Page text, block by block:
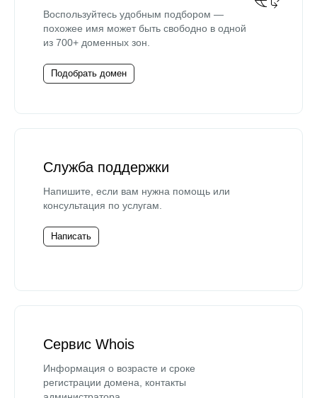
Воспользуйтесь удобным подбором —
похожее имя может быть свободно в одной
из 700+ доменных зон.
Подобрать домен
Служба поддержки
Напишите, если вам нужна помощь или
консультация по услугам.
Написать
Сервис Whois
Информация о возрасте и сроке
регистрации домена, контакты